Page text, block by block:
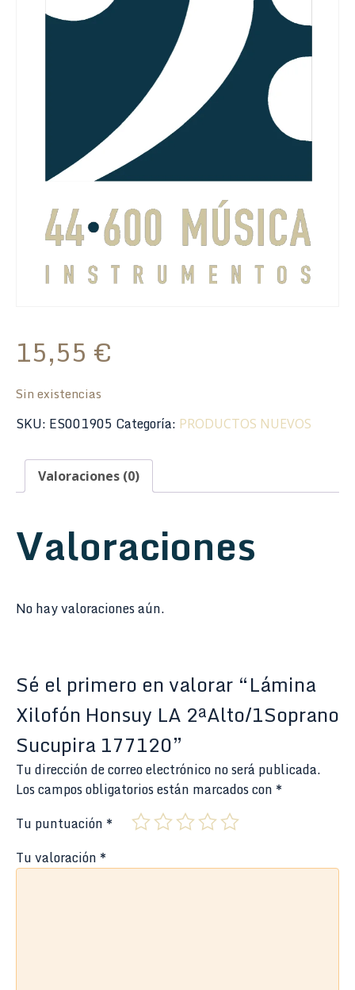
15,55 €
Sin existencias
SKU: ES001905 Categoría: PRODUCTOS NUEVOS
Valoraciones (0)
Valoraciones
No hay valoraciones aún.
Sé el primero en valorar “Lámina
Xilofón Honsuy LA 2ªAlto/1Soprano
Sucupira 177120”
Tu dirección de correo electrónico no será publicada.
Los campos obligatorios están marcados con *
Tu puntuación *
Tu valoración *